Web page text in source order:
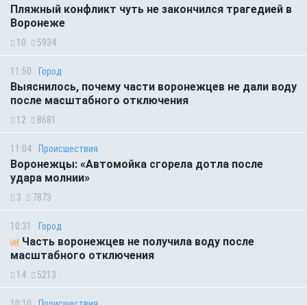
Пляжный конфликт чуть не закончился трагедией в
Воронеже
10 5934
11:50 Город
Выяснилось, почему части воронежцев не дали воду
после масштабного отключения
12 8681
11:04 Происшествия
Воронежцы: «Автомойка сгорела дотла после
удара молнии»
3 7873
10:31 Город
Часть воронежцев не получила воду после
масштабного отключения
14 5213